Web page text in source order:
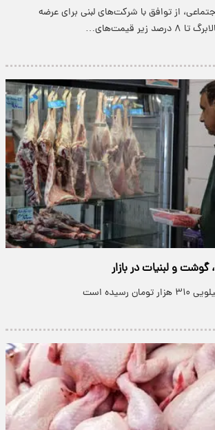
از توافق با شرکت‌های لبنی برای عرضه
قیمت‌های…
و لبنیات در بازار
است